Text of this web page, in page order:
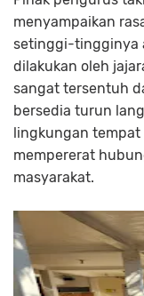
menyampaikan
setinggi-tingginya
dilakukan oleh
sangat tersentuh
bersedia turun
lingkungan tempat
mempererat
masyarakat.